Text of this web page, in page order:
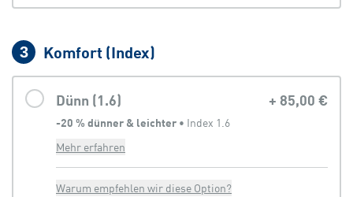
3 Komfort (Index)
Dünn (1.6) + 85,00 €
-20 % dünner & leichter • Index 1.6
Mehr erfahren
Warum empfehlen wir diese Option?